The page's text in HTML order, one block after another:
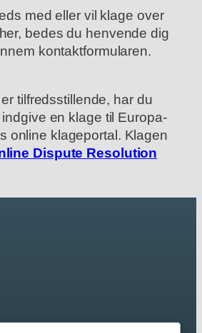
med eller vil klage over
bedes du henvende dig
kontaktformularen.
tilfredsstillende, har du
en klage til Europa-
online klageportal. Klagen
Dispute Resolution